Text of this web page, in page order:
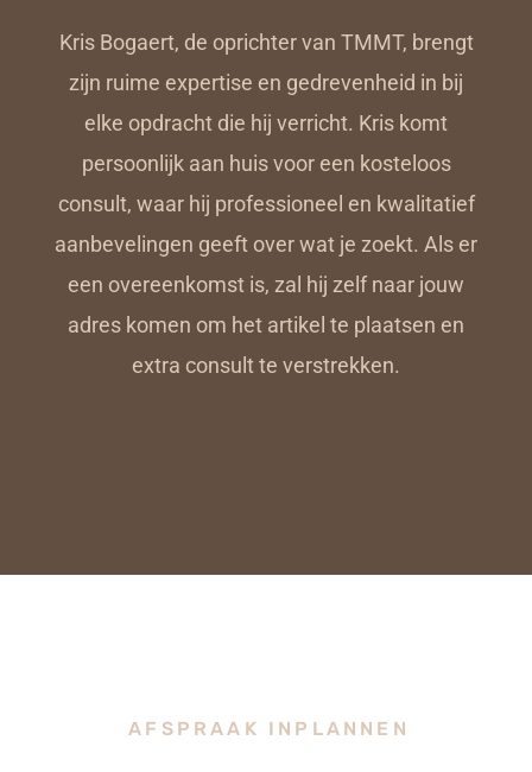
Kris Bogaert, de oprichter van TMMT, brengt
zijn ruime expertise en gedrevenheid in bij
elke opdracht die hij verricht. Kris komt
persoonlijk aan huis voor een kosteloos
consult, waar hij professioneel en kwalitatief
aanbevelingen geeft over wat je zoekt. Als er
een overeenkomst is, zal hij zelf naar jouw
adres komen om het artikel te plaatsen en
extra consult te verstrekken.
AFSPRAAK INPLANNEN